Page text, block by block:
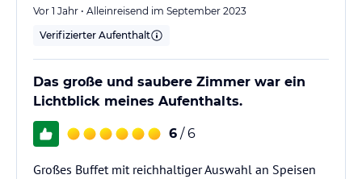
> Conti-Parkhaus (über 1.000 Stellplätze) Tagesticket
2,50 €
Vor 1 Jahr • Alleinreisend im September 2023
Verifizierter Aufenthalt
Das große und saubere Zimmer war ein
Lichtblick meines Aufenthalts.
6 / 6
Großes Buffet mit reichhaltiger Auswahl an Speisen